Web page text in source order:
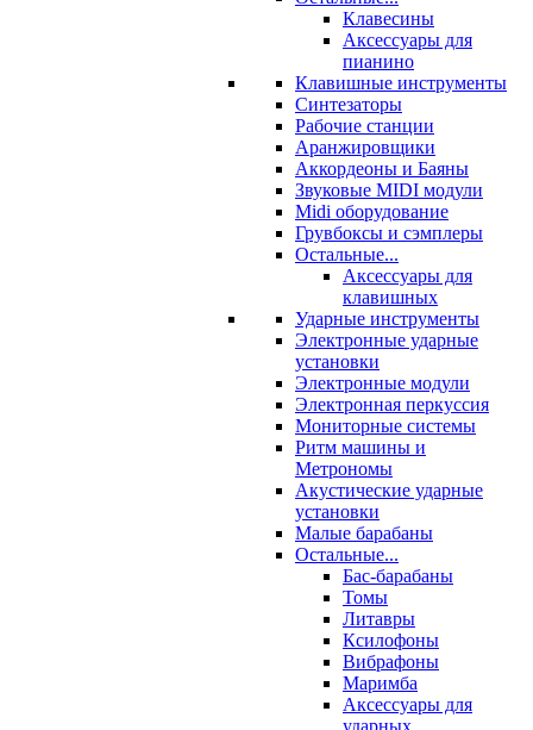
Клавесины
Аксессуары для
пианино
Клавишные инструменты
Синтезаторы
Рабочие станции
Аранжировщики
Аккордеоны и Баяны
Звуковые MIDI модули
Midi оборудование
Грувбоксы и сэмплеры
Остальные...
Аксессуары для
клавишных
Ударные инструменты
Электронные ударные
установки
Электронные модули
Электронная перкуссия
Мониторные системы
Ритм машины и
Метрономы
Акустические ударные
установки
Малые барабаны
Остальные...
Бас-барабаны
Томы
Литавры
Ксилофоны
Вибрафоны
Маримба
Аксессуары для
ударных